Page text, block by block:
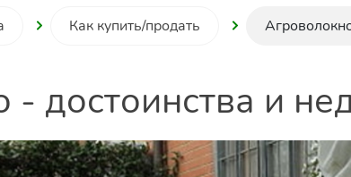
Как купить/продать
достоинства и